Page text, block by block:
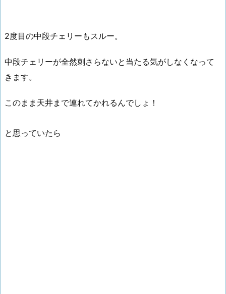
2度目の中段チェリーもスルー。
中段チェリーが全然刺さらないと当たる気がしなくなって
きます。
このまま天井まで連れてかれるんでしょ！
と思っていたら